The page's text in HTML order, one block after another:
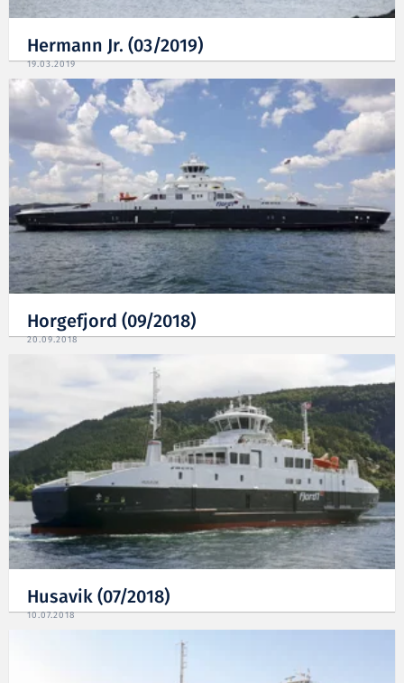
Hermann Jr. (03/2019)
19.03.2019
Horgefjord (09/2018)
20.09.2018
Husavik (07/2018)
10.07.2018